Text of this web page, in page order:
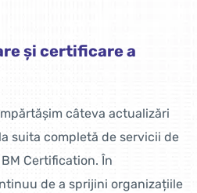
și certificare a
câteva actualizări
suita completă de servicii de
Certification. În
de a sprijini organizațiile